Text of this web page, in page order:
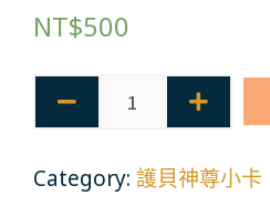
NT$500
Category: 護貝神尊小卡